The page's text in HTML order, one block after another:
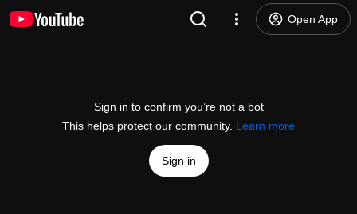
Open App
Sign in to confirm you’re not a bot
This helps protect our community. Learn more
Sign in